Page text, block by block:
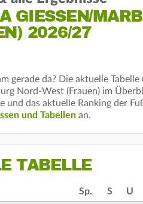
GIESSEN/
2026/27
gerade da? Die aktuelle
Nord-West (Frauen) im
und das aktuelle Ranking der
und Tabellen an.
TABELLE
Sp. S U